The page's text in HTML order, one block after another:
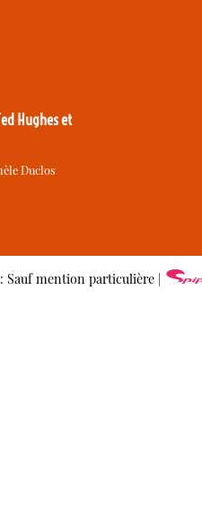
Hughes et
Duclos
Sauf mention particulière |